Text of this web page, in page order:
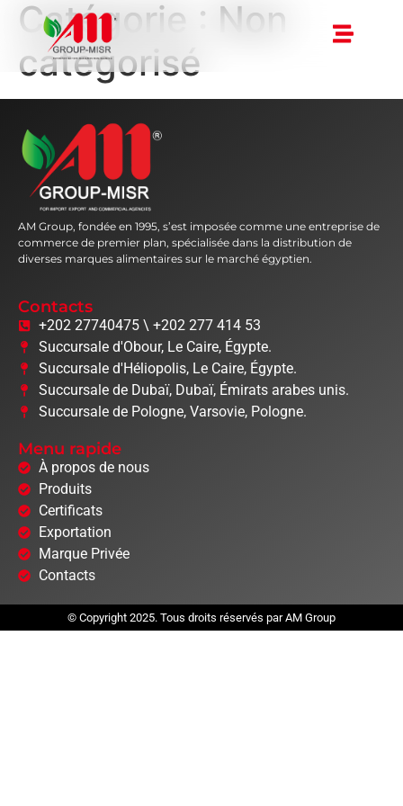
Catégorie : Non
catégorisé
AM Group, fondée en 1995, s’est imposée comme une entreprise de
commerce de premier plan, spécialisée dans la distribution de
diverses marques alimentaires sur le marché égyptien.
Contacts
+202 27740475 \ +202 277 414 53
Succursale d'Obour, Le Caire, Égypte.
Succursale d'Héliopolis, Le Caire, Égypte.
Succursale de Dubaï, Dubaï, Émirats arabes unis.
Succursale de Pologne, Varsovie, Pologne.
Menu rapide
À propos de nous
Produits
Certificats
Exportation
Marque Privée
Contacts
© Copyright 2025. Tous droits réservés par AM Group